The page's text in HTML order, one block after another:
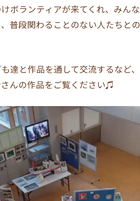
ボランティアが来てくれ、みん
普段関わることのない人たちと
達と作品を通して交流するなど
んの作品をご覧ください♫